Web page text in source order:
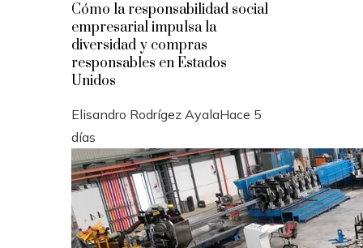
Cómo la responsabilidad social
empresarial impulsa la
diversidad y compras
responsables en Estados
Unidos
Elisandro Rodrígez AyalaHace 5
días